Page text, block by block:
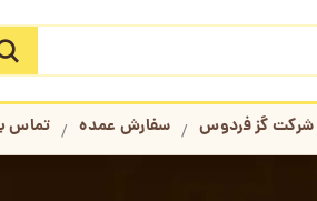
شرکت گز فردوس سفارش عمده تماس